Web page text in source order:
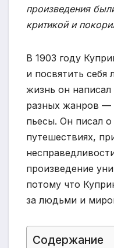
произведения
критикой и
В 1903 году
и посвятить себя
жизнь он написал
разных жанров —
пьесы. Он писал
путешествиях,
произведение
потому что
за людьми и
Содержание